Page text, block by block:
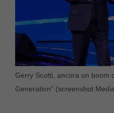
Gerry Scotti, ancora un boom
Generation” (screenshot